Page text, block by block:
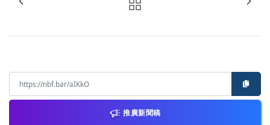
推廣新聞稿